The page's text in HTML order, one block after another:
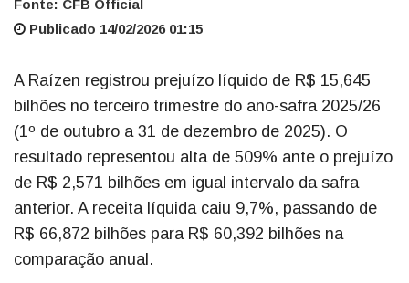
Fonte: CFB Official
Publicado 14/02/2026 01:15
A Raízen registrou prejuízo líquido de R$ 15,645
bilhões no terceiro trimestre do ano-safra 2025/26
(1º de outubro a 31 de dezembro de 2025). O
resultado representou alta de 509% ante o prejuízo
de R$ 2,571 bilhões em igual intervalo da safra
anterior. A receita líquida caiu 9,7%, passando de
R$ 66,872 bilhões para R$ 60,392 bilhões na
comparação anual.